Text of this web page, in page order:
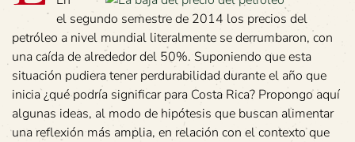
el segundo semestre de 2014 los precios del
petróleo a nivel mundial literalmente se derrumbaron, con
una caída de alrededor del 50%. Suponiendo que esta
situación pudiera tener perdurabilidad durante el año que
inicia ¿qué podría significar para Costa Rica? Propongo aquí
algunas ideas, al modo de hipótesis que buscan alimentar
una reflexión más amplia, en relación con el contexto que